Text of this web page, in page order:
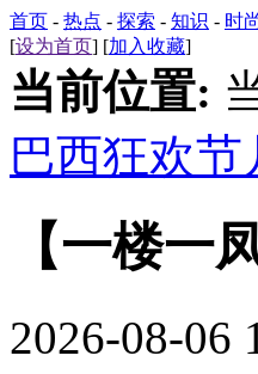
首页 - 热点 - 探索 - 知识 - 时
[设为首页] [加入收藏]
当前位置:
巴西狂欢节
【一楼一
2026-08-06